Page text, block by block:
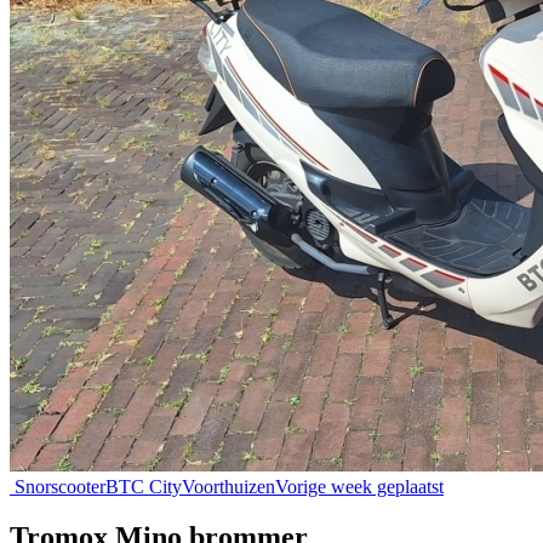
SnorscooterBTC CityVoorthuizenVorige week geplaatst